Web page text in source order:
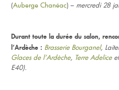
(Auberge Chanéac) – mercredi 28
Durant toute la durée du salon,
l’Ardèche : Brasserie Bourganel,
Glaces de l’Ardèche, Terre Adelice
E40).